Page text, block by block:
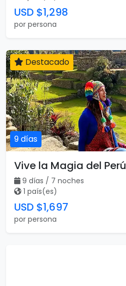
USD $1,298
por persona
9 días
Destacado
Vive la Magia del Perú
9 días / 7 noches
1 país(es)
USD $1,697
por persona